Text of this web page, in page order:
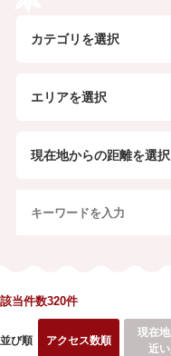
カテゴリを選択
エリアを選択
現在地からの距離を選択
該当件数320件
並び順 アクセス数順
現在
近